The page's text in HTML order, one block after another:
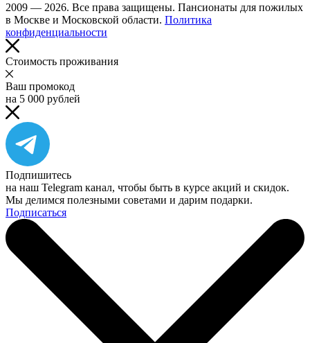
2009 — 2026. Все права защищены. Пансионаты для пожилых
в Москве и Московской области. Политика
конфиденциальности
Cтоимость проживания
Ваш промокод
на 5 000 рублей
Подпишитесь
на наш Telegram канал, чтобы быть в курсе акций и скидок.
Мы делимся полезными советами и дарим подарки.
Подписаться